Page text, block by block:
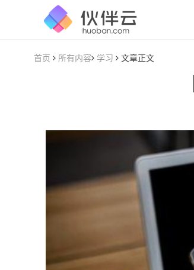
首页 所有内容 学习 文章正文